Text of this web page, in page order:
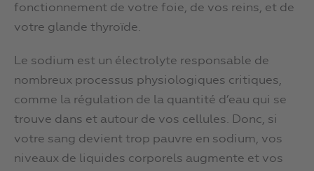
fonctionnement de votre foie, de vos reins, et de
votre glande thyroïde.
Le sodium est un électrolyte responsable de
nombreux processus physiologiques critiques,
comme la régulation de la quantité d’eau qui se
trouve dans et autour de vos cellules. Donc, si
votre sang devient trop pauvre en sodium, vos
niveaux de liquides corporels augmente et vos